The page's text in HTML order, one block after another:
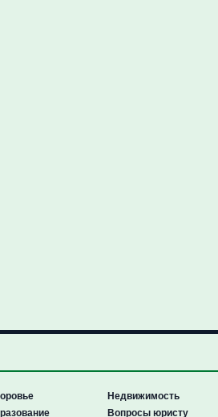
Недвижимость
Вопросы юристу